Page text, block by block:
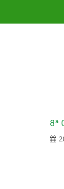
8ª